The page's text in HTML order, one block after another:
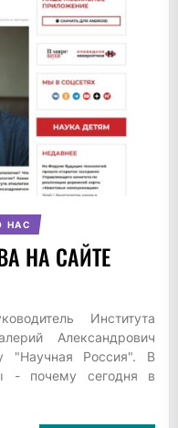
НАС
НА САЙТЕ
Института
Александрович
"Научная Россия". В
- почему сегодня в